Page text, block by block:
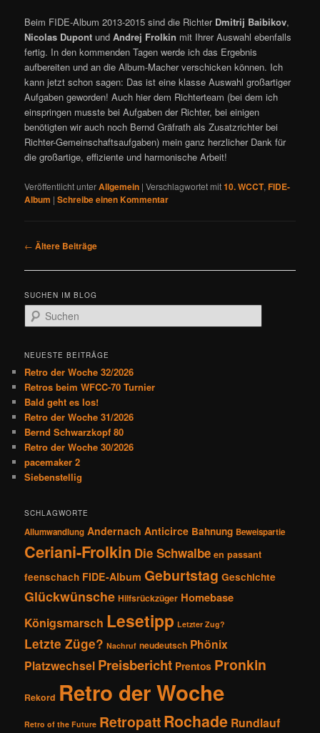
Beim FIDE-Album 2013-2015 sind die Richter Dmitrij Baibikov,
Nicolas Dupont undAndrej Frolkin mit Ihrer Auswahl ebenfalls
fertig. In den kommenden Tagen werde ich das Ergebnis
aufbereiten und an die Album-Macher verschicken können. Ich
kann jetzt schon sagen: Das ist eine klasse Auswahl großartiger
Aufgaben geworden! Auch hier dem Richterteam (bei dem ich
einspringen musste bei Aufgaben der Richter, bei einigen
benötigten wir auch noch Bernd Gräfrath als Zusatzrichter bei
Richter-Gemeinschaftsaufgaben) mein ganz herzlicher Dank für
die großartige, effiziente und harmonische Arbeit!
Veröffentlicht unterAllgemein |Verschlagwortet mit10. WCCT,FIDE-
Album |Schreibe einen Kommentar
B
i
t
r
s
a
v
i
g
a
t
i
o
← Ältere Beiträge
SUCHEN IM BLOG
u
h
n
NEUESTE BEITRÄGE
Retro der Woche 32/2026
Retros beim WFCC-70 Turnier
Bald geht es los!
Retro der Woche 31/2026
Bernd Schwarzkopf 80
Retro der Woche 30/2026
pacemaker 2
Siebenstellig
SCHLAGWORTE
Allumwandlung Andernach Anticirce Bahnung Beweispartie
Ceriani-Frolkin Die Schwalbe en passant
feenschach FIDE-Album Geburtstag Geschichte
Glückwünsche Hilfsrückzüger Homebase
Königsmarsch Lesetipp Letzter Zug?
Letzte Züge? Nachruf neudeutsch Phönix
Platzwechsel Preisbericht Prentos Pronkin
Rekord Retro der Woche
Retro of the Future RetropattRochade Rundlauf